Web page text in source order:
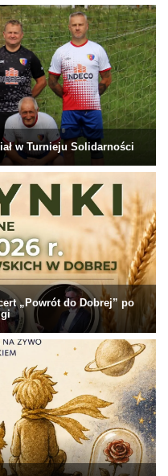
w Turnieju Solidarności
„Powrót do Dobrej” po